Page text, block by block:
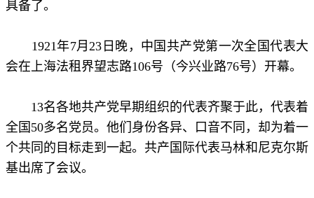
具备了。
1921年7月23日晚，中国共产党第一次全国代表大
会在上海法租界望志路106号（今兴业路76号）开幕。
13名各地共产党早期组织的代表齐聚于此，代表着
全国50多名党员。他们身份各异、口音不同，却为着一
个共同的目标走到一起。共产国际代表马林和尼克尔斯
基出席了会议。